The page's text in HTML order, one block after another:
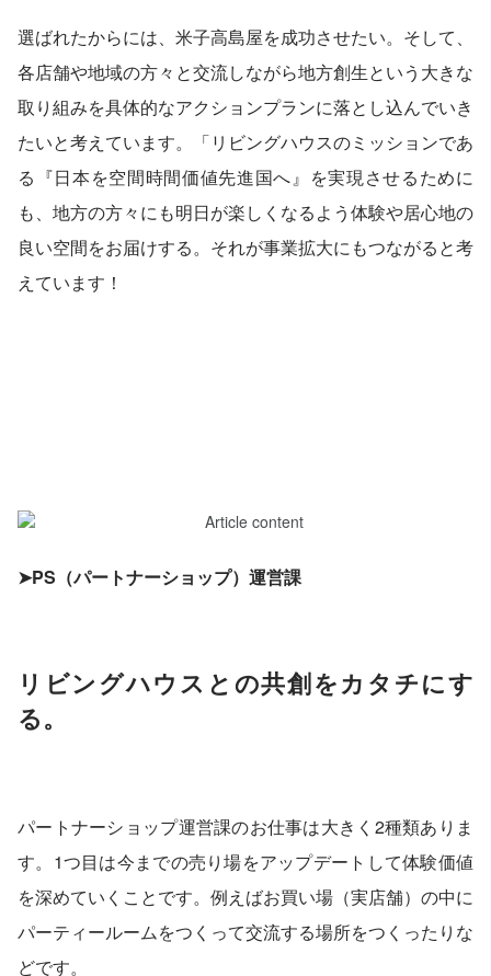
選ばれたからには、米子高島屋を成功させたい。そして、
各店舗や地域の方々と交流しながら地方創生という大きな
取り組みを具体的なアクションプランに落とし込んでいき
たいと考えています。「リビングハウスのミッションであ
る『日本を空間時間価値先進国へ』を実現させるために
も、地方の方々にも明日が楽しくなるよう体験や居心地の
良い空間をお届けする。それが事業拡大にもつながると考
えています！
➤PS（パートナーショップ）運営課
リビングハウスとの共創をカタチにす
る。
パートナーショップ運営課のお仕事は大きく2種類ありま
す。1つ目は今までの売り場をアップデートして体験価値
を深めていくことです。例えばお買い場（実店舗）の中に
パーティールームをつくって交流する場所をつくったりな
どです。